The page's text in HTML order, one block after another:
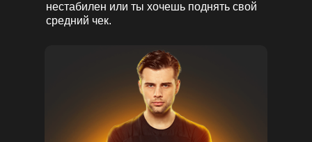
нестабилен или ты хочешь поднять свой
средний чек.